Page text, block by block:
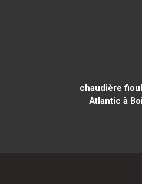
chaudière
Atlantic à